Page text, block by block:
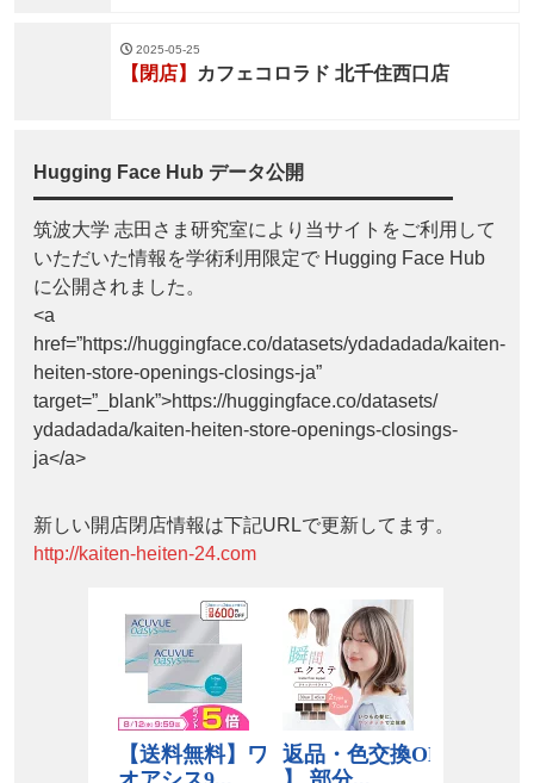
2025-05-25
【閉店】 カフェコロラド 北千住西口店
Hugging Face Hub データ公開
筑波大学 志田さま研究室により当サイトをご利用して
いただいた情報を学術利用限定で Hugging Face Hub
に公開されました。
<a
href=”https://huggingface.co/datasets/ydadadada/kaiten-
heiten-store-openings-closings-ja”
target=”_blank”>https://huggingface.co/datasets/
ydadadada/kaiten-heiten-store-openings-closings-
ja</a>
新しい開店閉店情報は下記URLで更新してます。
http://kaiten-heiten-24.com